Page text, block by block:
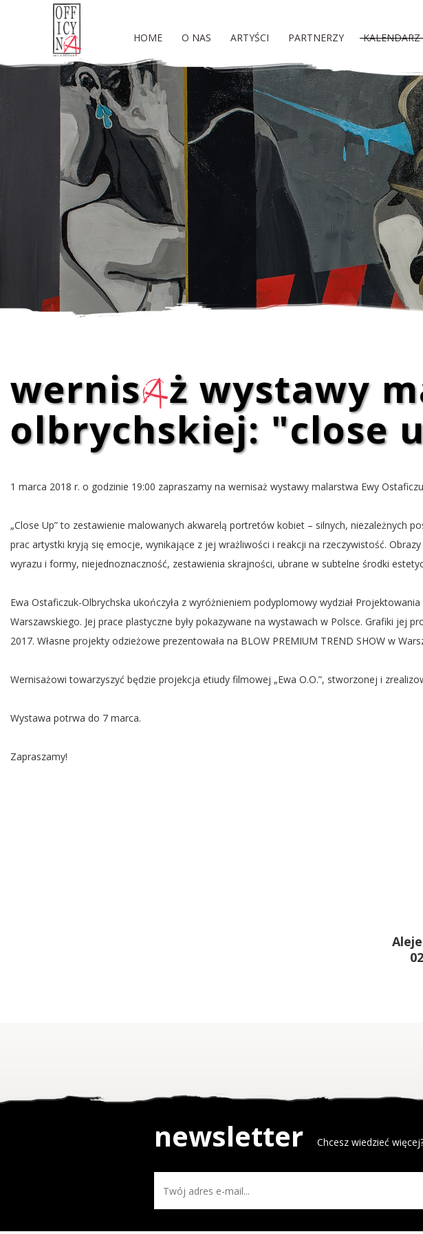
HOME O NAS ARTYŚCI PARTNERZY KALENDARZ
wernisaż wystawy
olbrychskiej: "close
1 marca 2018 r. o godzinie 19:00 zapraszamy na wernisaż wystawy malarstwa Ewy
„Close Up” to zestawienie malowanych akwarelą portretów kobiet – silnych,
prac artystki kryją się emocje, wynikające z jej wrażliwości i reakcji na rzeczywistość.
wyrazu i formy, niejednoznaczność, zestawienia skrajności, ubrane w subtelne środki
Ewa Ostaficzuk-Olbrychska ukończyła z wyróżnieniem podyplomowy wydział
Warszawskiego. Jej prace plastyczne były pokazywane na wystawach w Polsce. Grafiki jej
2017. Własne projekty odzieżowe prezentowała na BLOW PREMIUM TREND SHOW w
Wernisażowi towarzyszyć będzie projekcja etiudy filmowej „Ewa O.O.”, stworzonej i
Wystawa potrwa do 7 marca.
Zapraszamy!
newsletter Chcesz wiedzieć